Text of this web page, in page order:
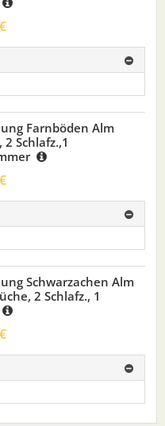
Farnböden Alm
Schlafz.,1
Schwarzachen Alm
2 Schlafz., 1